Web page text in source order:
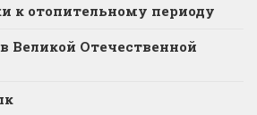
к отопительному периоду
Великой Отечественной